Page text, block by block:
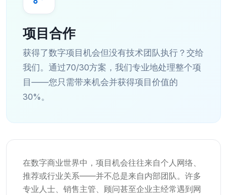
项目合作
获得了数字项目机会但没有技术团队执行？交给
我们。通过70/30方案，我们专业地处理整个项
目——您只需带来机会并获得项目价值的
30%。
在数字商业世界中，项目机会往往来自个人网络、
推荐或行业关系——并不总是来自内部团队。许多
专业人士、销售主管、顾问甚至企业主经常遇到网